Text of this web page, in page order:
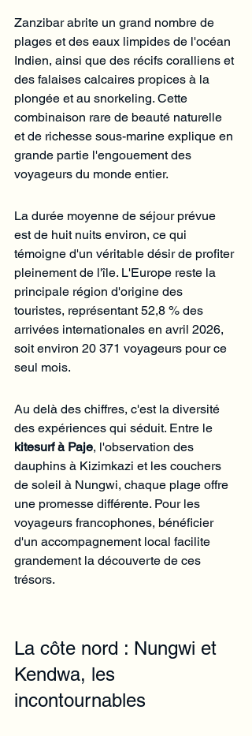
Zanzibar abrite un grand nombre de
plages et des eaux limpides de l'océan
Indien, ainsi que des récifs coralliens et
des falaises calcaires propices à la
plongée et au snorkeling. Cette
combinaison rare de beauté naturelle
et de richesse sous-marine explique en
grande partie l'engouement des
voyageurs du monde entier.
La durée moyenne de séjour prévue
est de huit nuits environ, ce qui
témoigne d'un véritable désir de profiter
pleinement de l'île. L'Europe reste la
principale région d'origine des
touristes, représentant 52,8 % des
arrivées internationales en avril 2026,
soit environ 20 371 voyageurs pour ce
seul mois.
Au delà des chiffres, c'est la diversité
des expériences qui séduit. Entre le
kitesurf à Paje, l'observation des
dauphins à Kizimkazi et les couchers
de soleil à Nungwi, chaque plage offre
une promesse différente. Pour les
voyageurs francophones, bénéficier
d'un accompagnement local facilite
grandement la découverte de ces
trésors.
La côte nord : Nungwi et
Kendwa, les
incontournables